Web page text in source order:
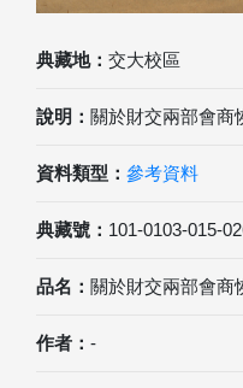
典藏地： 交大校區
說明： 關於財交兩部會商
資料類型： 參考資料
典藏號： 101-0103-015-
品名： 關於財交兩部會商
作者： -